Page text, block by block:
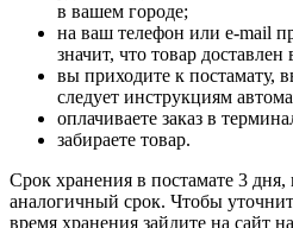
в вашем городе;
на ваш телефон или e-mail
значит, что товар доставлен
вы приходите к постамату,
следует инструкциям
оплачиваете заказ в
забираете товар.
Срок хранения в постамате 3
аналогичный срок. Чтобы
время хранения зайдите на сайт